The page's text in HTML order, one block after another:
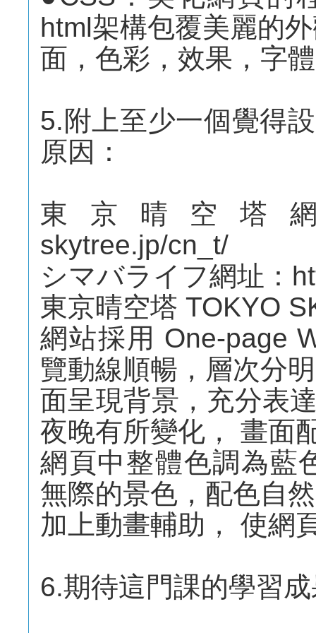
html架構包覆美麗的
面，色彩，效果，字
5.附上至少一個覺得
原因：
東京晴空塔網
skytree.jp/cn_t/
シマバライフ網址：
東京晴空塔 TOKYO
網站採用 One-page
覽動線順暢，層次分
面呈現背景，充分表
夜晚有所變化， 畫面
網頁中整體色調為藍
無際的景色，配色自
加上動畫輔助， 使網
6.期待這門課的學習